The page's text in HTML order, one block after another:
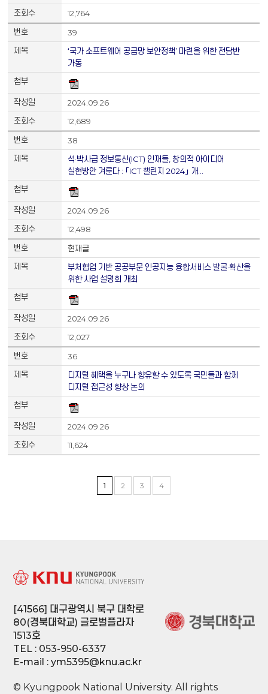
12,764
39
‘국가 소프트웨어 공급망 보안정책’ 마련을 위한 전담반
가동
2024.09.26
12,689
38
석·박사급 정보통신(ICT) 인재들, 창의적 아이디어
실현방안 겨룬다 : 「ICT 챌린지 2024」 개…
2024.09.26
12,498
현재글
부처협업 기반 공공부문 인공지능 융합서비스 발굴·확산을
위한 사업 설명회 개최
2024.09.26
12,027
36
디지털 혜택을 누구나 향유할 수 있도록 국민들과 함께
디지털 접근성 향상 논의
2024.09.26
11,624
1 2 3 4
[41566] 대구광역시 북구 대학로
80(경북대학교) 글로벌플라자
1513호
TEL : 053-950-6337
E-mail : ym5395@knu.ac.kr
© Kyungpook National University. All rights